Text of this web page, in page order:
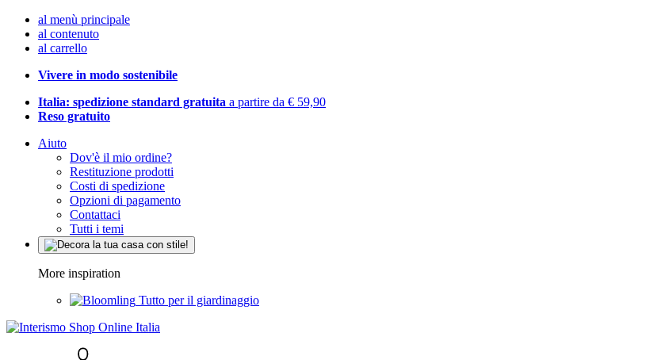
al menù principale
al contenuto
al carrello
Vivere in modo sostenibile
Italia: spedizione standard gratuita a partire da € 59,90
Reso gratuito
Aiuto
Dov'è il mio ordine?
Restituzione prodotti
Costi di spedizione
Opzioni di pagamento
Contattaci
Tutti i temi
More inspiration
Tutto per il giardinaggio